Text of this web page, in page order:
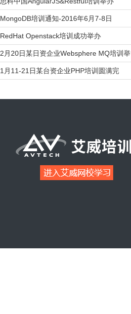
MongoDB培训通知-2016年6月7-8日
RedHat Openstack培训成功举办
2月20日某日资企业Websphere MQ培训举
1月11-21日某台资企业PHP培训圆满完